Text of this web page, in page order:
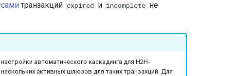
транзакций expired и incomplete не
автоматического каскадинга для H2H-
нескольких активных шлюзов для таких транзакций. Для